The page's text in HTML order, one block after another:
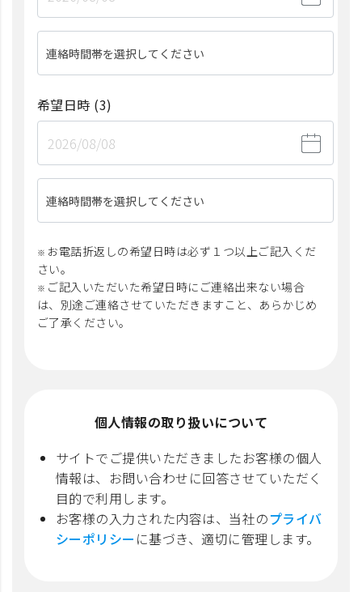
連絡時間帯を選択してください
希望日時 (3)
連絡時間帯を選択してください
お電話折返しの希望日時は必ず１つ以上ご記入くだ
さい。
ご記入いただいた希望日時にご連絡出来ない場合
は、別途ご連絡させていただきますこと、あらかじめ
ご了承ください。
個人情報の取り扱いについて
サイトでご提供いただきましたお客様の個人
情報は、お問い合わせに回答させていただく
目的で利用します。
お客様の入力された内容は、当社のプライバ
シーポリシー に基づき、適切に管理します。